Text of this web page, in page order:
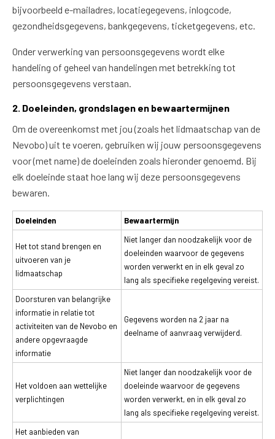
bijvoorbeeld e-mailadres, locatiegegevens, inlogcode,
gezondheidsgegevens, bankgegevens, ticketgegevens, etc.
Onder verwerking van persoonsgegevens wordt elke
handeling of geheel van handelingen met betrekking tot
persoonsgegevens verstaan.
2. Doeleinden, grondslagen en bewaartermijnen
Om de overeenkomst met jou (zoals het lidmaatschap van de
Nevobo) uit te voeren, gebruiken wij jouw persoonsgegevens
voor (met name) de doeleinden zoals hieronder genoemd. Bij
elk doeleinde staat hoe lang wij deze persoonsgegevens
bewaren.
Doeleinden Bewaartermijn
Het tot stand brengen en
uitvoeren van je
lidmaatschap
Niet langer dan noodzakelijk voor de
doeleinden waarvoor de gegevens
worden verwerkt en in elk geval zo
lang als specifieke regelgeving vereist.
Doorsturen van belangrijke
informatie in relatie tot
activiteiten van de Nevobo en
andere opgevraagde
informatie
Gegevens worden na 2 jaar na
deelname of aanvraag verwijderd.
Het voldoen aan wettelijke
verplichtingen
Niet langer dan noodzakelijk voor de
doeleinde waarvoor de gegevens
worden verwerkt, en in elk geval zo
lang als specifieke regelgeving vereist.
Het aanbieden van